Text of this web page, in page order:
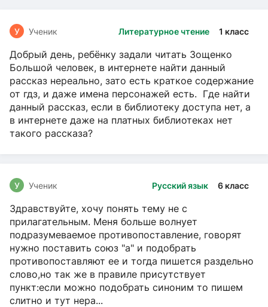
Литературное чтение 1 класс
У Ученик
Добрый день, ребёнку задали читать Зощенко
Большой человек, в интернете найти данный
рассказ нереально, зато есть краткое содержание
от гдз, и даже имена персонажей есть. Где найти
данный рассказ, если в библиотеку доступа нет, а
в интернете даже на платных библиотеках нет
такого рассказа?
Русский язык 6 класс
У Ученик
Здравствуйте, хочу понять тему не с
прилагательным. Меня больше волнует
подразумеваемое противопоставление, говорят
нужно поставить союз "а" и подобрать
противопоставляют ее и тогда пишется раздельно
слово,но так же в правиле присутствует
пункт:если можно подобрать синоним то пишем
слитно и тут нера...